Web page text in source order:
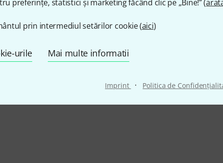
preferințe, statistici și marketing făcând clic pe „Bine!” (
prin intermediul setărilor cookie (aici)
urile Mai multe informatii
Imprint · Politica de